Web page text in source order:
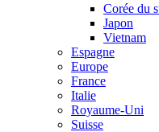
Corée du
Japon
Vietnam
Espagne
Europe
France
Italie
Royaume-Uni
Suisse